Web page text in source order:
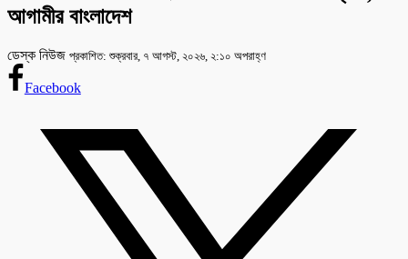
আগামীর বাংলাদেশ
ডেস্ক নিউজ প্রকাশিত: শুক্রবার, ৭ আগস্ট, ২০২৬, ২:১০ অপরাহ্ণ
Facebook